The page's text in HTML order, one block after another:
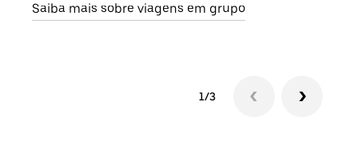
Saiba mais sobre viagens em grupo
1/3